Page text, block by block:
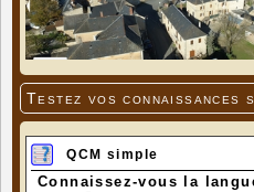
Testez vos connaissances
QCM simple
Connaissez-vous la